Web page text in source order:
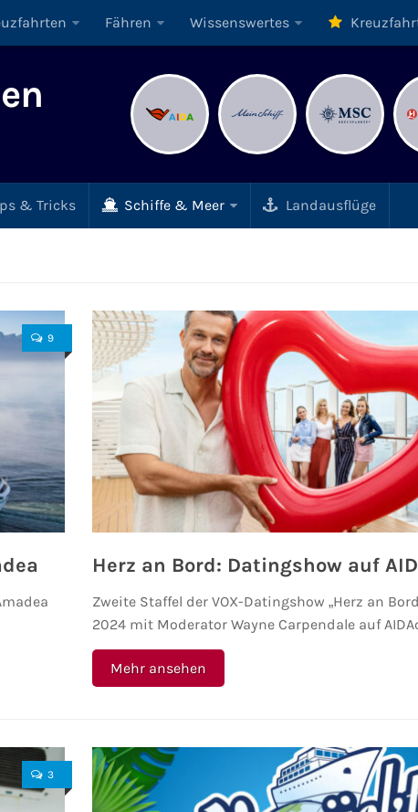
Fähren Wissenswertes
& Tricks Schiffe & Meer Landausflüge
9
Herz an Bord: Datingshow auf
Zweite Staffel der VOX-Datingshow „Herz an
2024 mit Moderator Wayne Carpendale auf
Mehr ansehen
3